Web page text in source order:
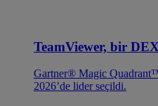
TeamViewer, bir
Gartner® Magic
2026’de lider seçildi.